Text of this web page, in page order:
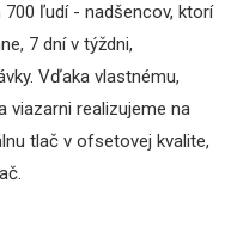
ľudí - nadšencov, ktorí
7 dní v týždni,
Vďaka vlastnému,
viazarni realizujeme na
tlač v ofsetovej kvalite,